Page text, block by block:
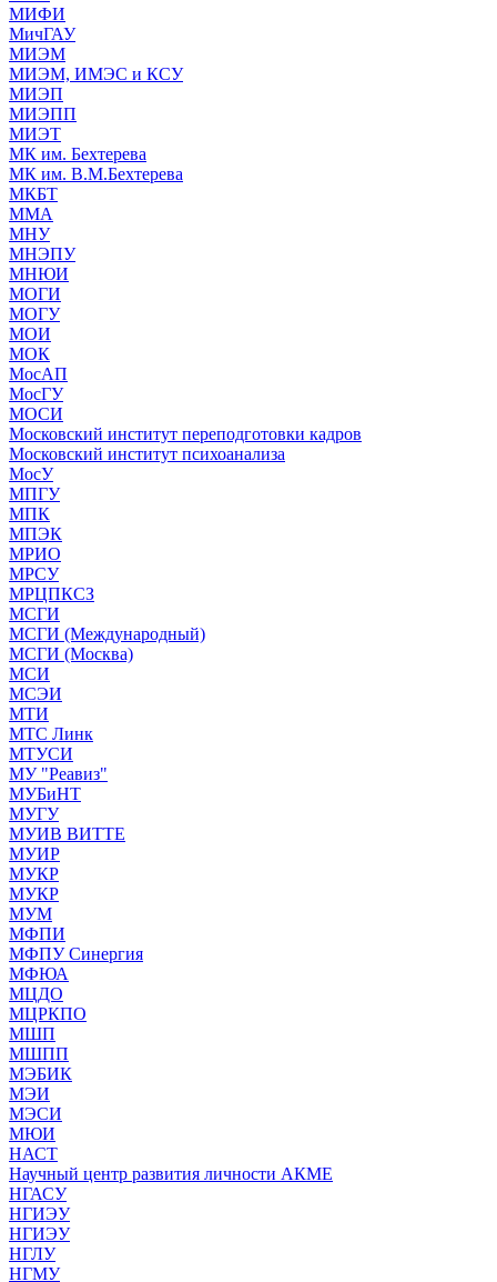
МИФИ
МичГАУ
МИЭМ
МИЭМ, ИМЭС и КСУ
МИЭП
МИЭПП
МИЭТ
МК им. Бехтерева
МК им. В.М.Бехтерева
МКБТ
ММА
МНУ
МНЭПУ
МНЮИ
МОГИ
МОГУ
МОИ
МОК
МосАП
МосГУ
МОСИ
Московский институт переподготовки кадров
Московский институт психоанализа
МосУ
МПГУ
МПК
МПЭК
МРИО
МРСУ
МРЦПКСЗ
МСГИ
МСГИ (Международный)
МСГИ (Москва)
МСИ
МСЭИ
МТИ
МТС Линк
МТУСИ
МУ "Реавиз"
МУБиНТ
МУГУ
МУИВ ВИТТЕ
МУИР
МУКР
МУКР
МУМ
МФПИ
МФПУ Синергия
МФЮА
МЦДО
МЦРКПО
МШП
МШПП
МЭБИК
МЭИ
МЭСИ
МЮИ
НАСТ
Научный центр развития личности АКМЕ
НГАСУ
НГИЭУ
НГИЭУ
НГЛУ
НГМУ